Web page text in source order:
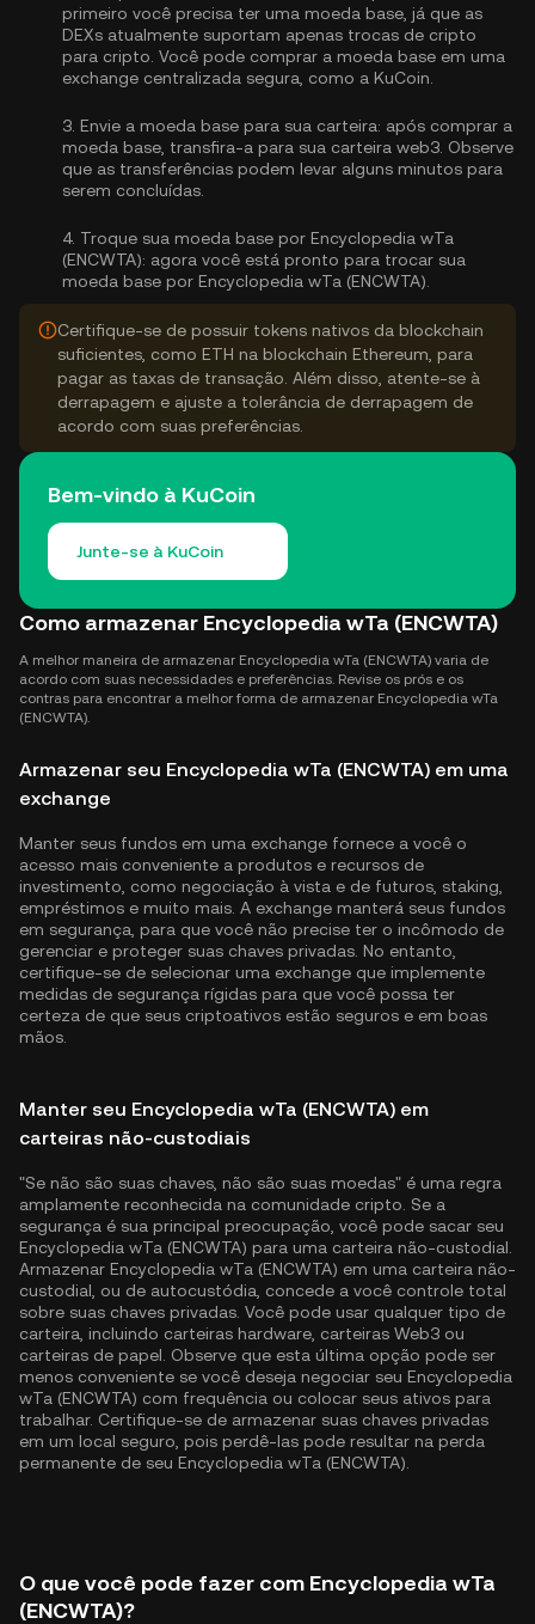
primeiro você precisa ter uma moeda base, já que as
DEXs atualmente suportam apenas trocas de cripto
para cripto. Você pode comprar a moeda base em uma
exchange centralizada segura, como a KuCoin.
3. Envie a moeda base para sua carteira: após comprar a
moeda base, transfira-a para sua carteira web3. Observe
que as transferências podem levar alguns minutos para
serem concluídas.
4. Troque sua moeda base por Encyclopedia wTa
(ENCWTA): agora você está pronto para trocar sua
moeda base por Encyclopedia wTa (ENCWTA).
Certifique-se de possuir tokens nativos da blockchain
suficientes, como ETH na blockchain Ethereum, para
pagar as taxas de transação. Além disso, atente-se à
derrapagem e ajuste a tolerância de derrapagem de
acordo com suas preferências.
Bem-vindo à KuCoin
Junte-se à KuCoin
Como armazenar Encyclopedia wTa (ENCWTA)
A melhor maneira de armazenar Encyclopedia wTa (ENCWTA) varia de
acordo com suas necessidades e preferências. Revise os prós e os
contras para encontrar a melhor forma de armazenar Encyclopedia wTa
(ENCWTA).
Armazenar seu Encyclopedia wTa (ENCWTA) em uma
exchange
Manter seus fundos em uma exchange fornece a você o
acesso mais conveniente a produtos e recursos de
investimento, como negociação à vista e de futuros, staking,
empréstimos e muito mais. A exchange manterá seus fundos
em segurança, para que você não precise ter o incômodo de
gerenciar e proteger suas chaves privadas. No entanto,
certifique-se de selecionar uma exchange que implemente
medidas de segurança rígidas para que você possa ter
certeza de que seus criptoativos estão seguros e em boas
mãos.
Manter seu Encyclopedia wTa (ENCWTA) em
carteiras não-custodiais
"Se não são suas chaves, não são suas moedas" é uma regra
amplamente reconhecida na comunidade cripto. Se a
segurança é sua principal preocupação, você pode sacar seu
Encyclopedia wTa (ENCWTA) para uma carteira não-custodial.
Armazenar Encyclopedia wTa (ENCWTA) em uma carteira não-
custodial, ou de autocustódia, concede a você controle total
sobre suas chaves privadas. Você pode usar qualquer tipo de
carteira, incluindo carteiras hardware, carteiras Web3 ou
carteiras de papel. Observe que esta última opção pode ser
menos conveniente se você deseja negociar seu Encyclopedia
wTa (ENCWTA) com frequência ou colocar seus ativos para
trabalhar. Certifique-se de armazenar suas chaves privadas
em um local seguro, pois perdê-las pode resultar na perda
permanente de seu Encyclopedia wTa (ENCWTA).
O que você pode fazer com Encyclopedia wTa
(ENCWTA)?